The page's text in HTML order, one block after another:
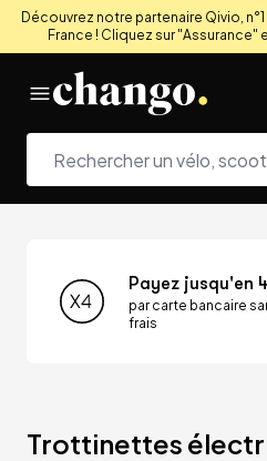
Découvrez notre partenaire Qivio,
France ! Cliquez sur "Assurance"
Payez jusqu'en
par carte bancaire
frais
Trottinettes